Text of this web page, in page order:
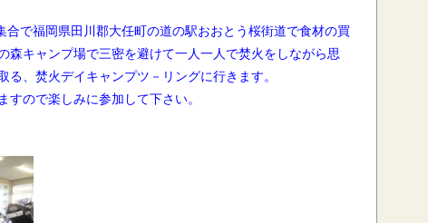
で福岡県田川郡大任町の道の駅おおとう桜街道で食材の買
森キャンプ場で三密を避けて一人一人で焚火をしながら思
る、焚火デイキャンプツ－リングに行きます。
ので楽しみに参加して下さい。